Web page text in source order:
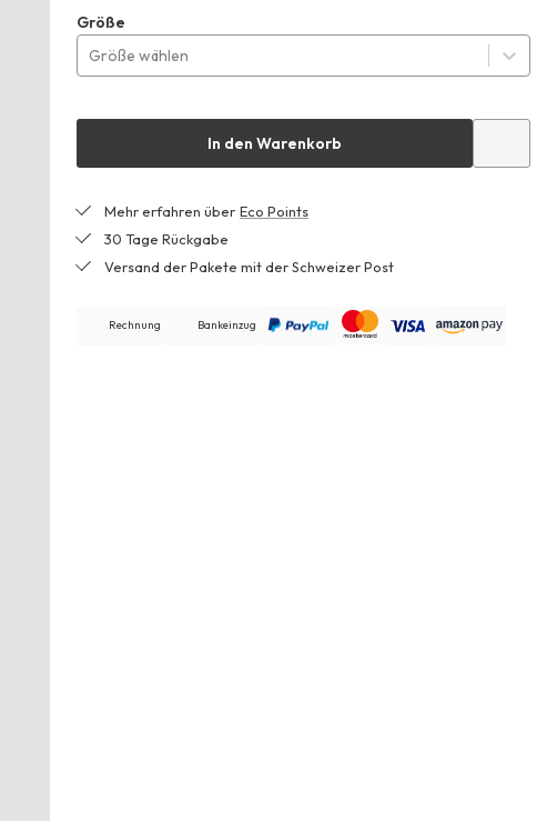
Größe
Größe wählen
In den Warenkorb
Mehr erfahren über Eco Points
30 Tage Rückgabe
Versand der Pakete mit der Schweizer Post
Rechnung Bankeinzug